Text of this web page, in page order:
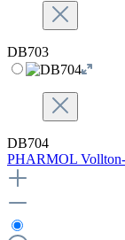
DB703
DB704
PHARMOL